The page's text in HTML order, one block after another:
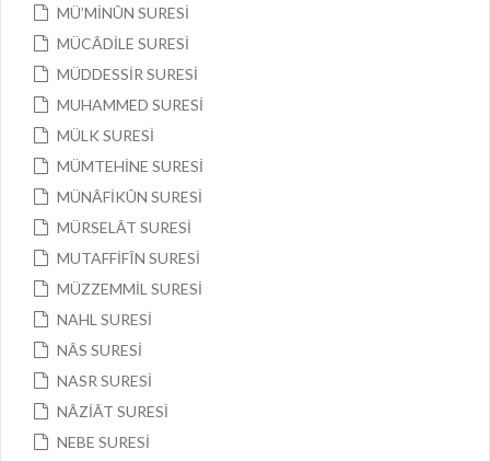
MÜ’MİNÛN SURESİ
MÜCÂDİLE SURESİ
MÜDDESSİR SURESİ
MUHAMMED SURESİ
MÜLK SURESİ
MÜMTEHİNE SURESİ
MÜNÂFİKÛN SURESİ
MÜRSELÂT SURESİ
MUTAFFİFÎN SURESİ
MÜZZEMMİL SURESİ
NAHL SURESİ
NÂS SURESİ
NASR SURESİ
NÂZİÂT SURESİ
NEBE SURESİ